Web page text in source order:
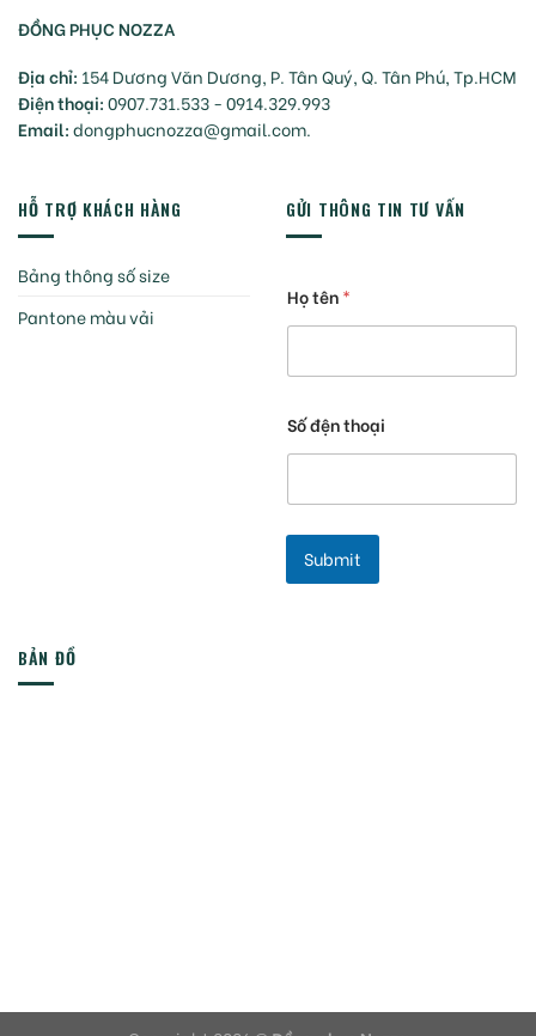
ĐỒNG PHỤC NOZZA
Địa chỉ: 154 Dương Văn Dương, P. Tân Quý, Q. Tân Phú, Tp.HCM
Điện thoại:0907.731.533 - 0914.329.993
Email:dongphucnozza@gmail.com.
HỖ TRỢ KHÁCH HÀNG
Bảng thông số size
Pantone màu vải
GỬI THÔNG TIN TƯ VẤN
Họ tên*
Số đện thoại
Submit
BẢN ĐỒ